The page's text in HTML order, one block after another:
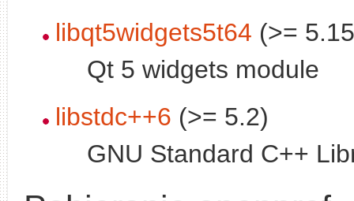
libqt5widgets5t64 (>=
Qt 5 widgets module
libstdc++6 (>= 5.2)
GNU Standard C++